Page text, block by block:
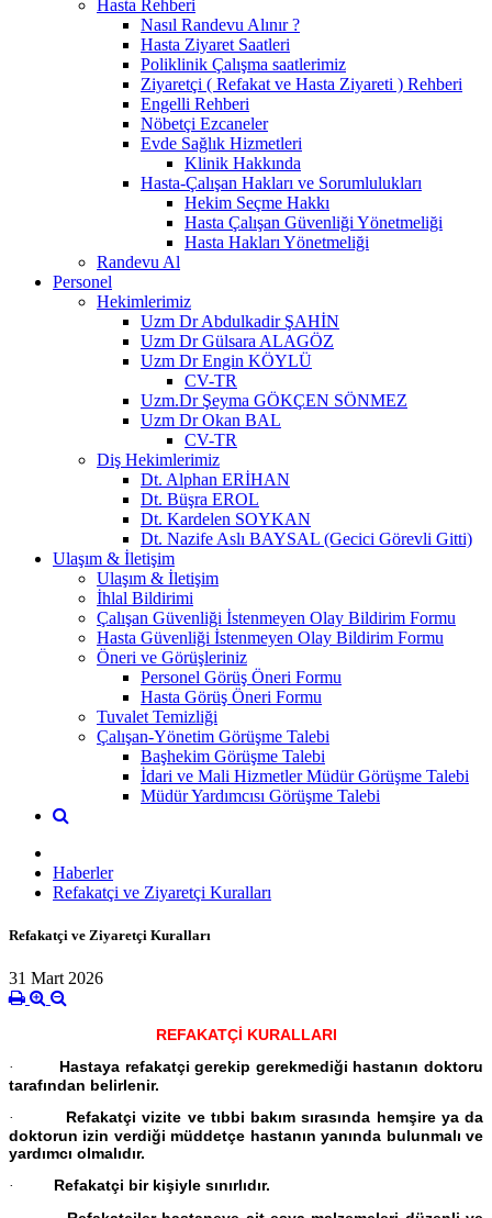
Hasta Rehberi
Nasıl Randevu Alınır ?
Hasta Ziyaret Saatleri
Poliklinik Çalışma saatlerimiz
Ziyaretçi ( Refakat ve Hasta Ziyareti ) Rehberi
Engelli Rehberi
Nöbetçi Ezcaneler
Evde Sağlık Hizmetleri
Klinik Hakkında
Hasta-Çalışan Hakları ve Sorumlulukları
Hekim Seçme Hakkı
Hasta Çalışan Güvenliği Yönetmeliği
Hasta Hakları Yönetmeliği
Randevu Al
Personel
Hekimlerimiz
Uzm Dr Abdulkadir ŞAHİN
Uzm Dr Gülsara ALAGÖZ
Uzm Dr Engin KÖYLÜ
CV-TR
Uzm.Dr Şeyma GÖKÇEN SÖNMEZ
Uzm Dr Okan BAL
CV-TR
Diş Hekimlerimiz
Dt. Alphan ERİHAN
Dt. Büşra EROL
Dt. Kardelen SOYKAN
Dt. Nazife Aslı BAYSAL (Gecici Görevli Gitti)
Ulaşım & İletişim
Ulaşım & İletişim
İhlal Bildirimi
Çalışan Güvenliği İstenmeyen Olay Bildirim Formu
Hasta Güvenliği İstenmeyen Olay Bildirim Formu
Öneri ve Görüşleriniz
Personel Görüş Öneri Formu
Hasta Görüş Öneri Formu
Tuvalet Temizliği
Çalışan-Yönetim Görüşme Talebi
Başhekim Görüşme Talebi
İdari ve Mali Hizmetler Müdür Görüşme Talebi
Müdür Yardımcısı Görüşme Talebi
Haberler
Refakatçi ve Ziyaretçi Kuralları
Refakatçi ve Ziyaretçi Kuralları
31 Mart 2026
REFAKATÇİ KURALLARI
·
Hastaya refakatçi gerekip gerekmediği hastanın doktoru
tarafından belirlenir.
·
Refakatçi vizite ve tıbbi bakım sırasında hemşire ya da
doktorun izin verdiği müddetçe hastanın yanında bulunmalı ve
yardımcı olmalıdır.
· Refakatçi bir kişiyle sınırlıdır.